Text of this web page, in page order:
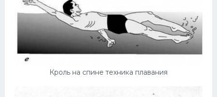
Кроль на спине техника плавания